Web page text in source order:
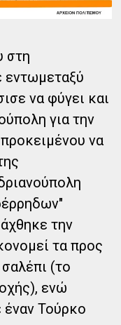
στη
εντωμεταξύ
να φύγει και
για την
να
την
τα προς
(το
ενώ
έναν Τούρκο